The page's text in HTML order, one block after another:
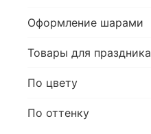
Оформление шарами
Товары для праздника
По цвету
По оттенку